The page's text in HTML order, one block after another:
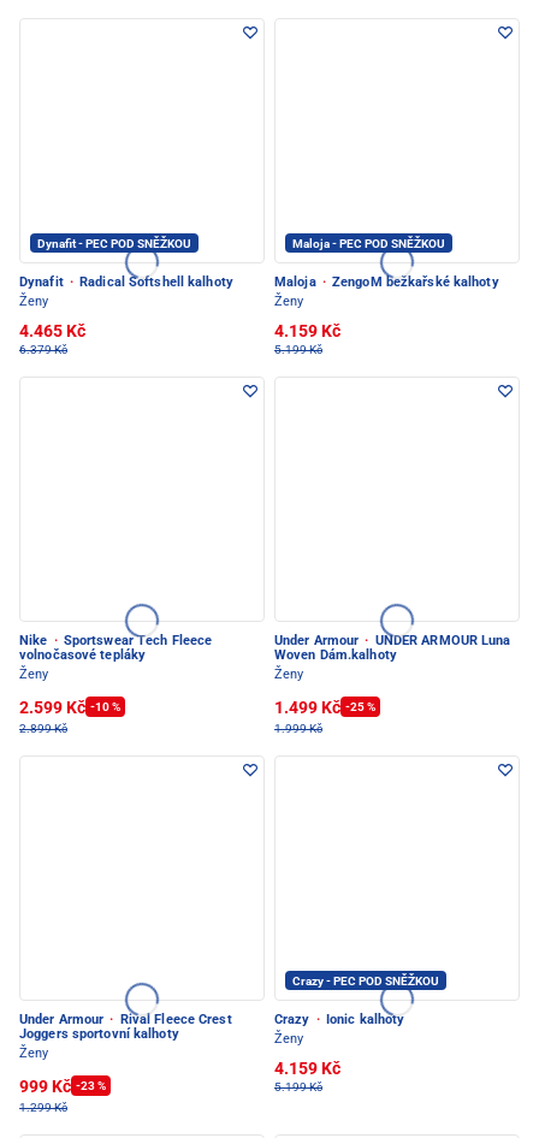
Dynafit - PEC POD SNĚŽKOU
Dynafit · Radical Softshell kalhoty
Ženy
4.465 Kč
6.379 Kč
Maloja - PEC POD SNĚŽKOU
Maloja · ZengoM bežkařské kalhoty
Ženy
4.159 Kč
5.199 Kč
Nike · Sportswear Tech Fleece
volnočasové tepláky
Ženy
2.599 Kč -10 %
2.899 Kč
Under Armour · UNDER ARMOUR Luna
Woven Dám.kalhoty
Ženy
1.499 Kč -25 %
1.999 Kč
Under Armour ·
Rival Fleece Crest
Joggers sportovní kalhoty
Ženy
999 Kč -23 %
1.299 Kč
Crazy - PEC POD SNĚŽKOU
Crazy ·
Ionic kalhoty
Ženy
4.159 Kč
5.199 Kč